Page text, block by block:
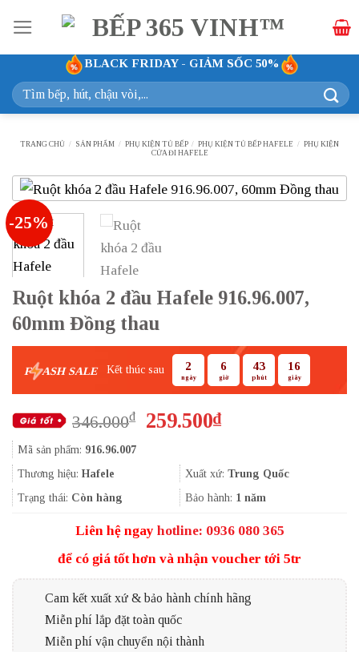
qua
nội
dung
BLACK FRIDAY - GIẢM SỐC 50%
Tìm
kiếm:
TRANG CHỦ / SẢN PHẨM / PHỤ KIỆN TỦ BẾP / PHỤ KIỆN TỦ BẾP HAFELE / PHỤ KIỆN
CỬA ĐI HAFELE
-25%
Ruột khóa 2 đầu Hafele 916.96.007,
60mm Đồng thau
F ASH SALE Kết thúc sau 2
ngày
6
giờ
43
phút
15
giây
346.000₫
Giá
346.000₫.
259.500₫Giá
là:
259.500₫.
Mã sản phẩm: 916.96.007
Thương hiệu: Hafele Xuất xứ: Trung Quốc
Trạng thái: Còn hàng Bảo hành: 1 năm
Liên hệ ngay hotline: 0936 080 365
để có giá tốt hơn và nhận voucher tới 5tr
Cam kết xuất xứ & bảo hành chính hãng
Miễn phí lắp đặt toàn quốc
Miễn phí vận chuyển nội thành